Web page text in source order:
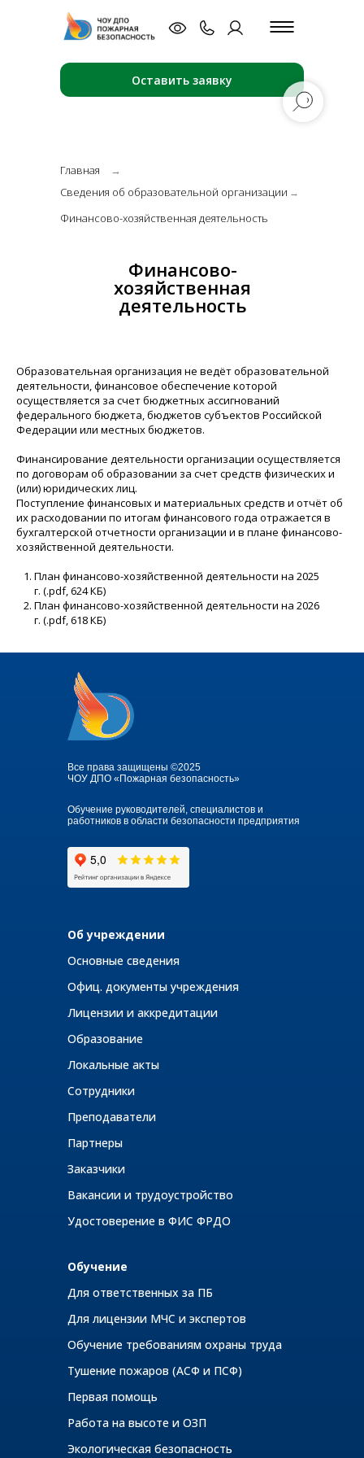
Оставить заявку
Главная
Сведения об образовательной организации →
→
Финансово-хозяйственная деятельность
Финансово-
хозяйственная
деятельность
Образовательная организация не ведёт образовательной
деятельности, финансовое обеспечение которой
осуществляется за счет бюджетных ассигнований
федерального бюджета, бюджетов субъектов Российской
Федерации или местных бюджетов.
Финансирование деятельности организации осуществляется
по договорам об образовании за счет средств физических и
(или) юридических лиц.
Поступление финансовых и материальных средств и отчёт об
их расходовании по итогам финансового года отражается в
бухгалтерской отчетности организации и в плане финансово-
хозяйственной деятельности.
План финансово-хозяйственной деятельности на 2025
г. (.pdf, 624 КБ)
План финансово-хозяйственной деятельности на 2026
г. (.pdf, 618 КБ)
Экологическая безопасность
Обучение
Для ответственных за ПБ
Тушение пожаров (АСФ и ПСФ)
Первая помощь
Работа на высоте и ОЗП
Для лицензии МЧС и экспертов
Обучение требованиям охраны труда
Преподаватели
Партнеры
Заказчики
Вакансии и трудоустройство
Удостоверение в ФИС ФРДО
Об учреждении
Основные сведения
Офиц. документы учреждения
Лицензии и аккредитации
Образование
Локальные акты
Сотрудники
Все права защищены ©2025
ЧОУ ДПО «Пожарная безопасность»
Обучение руководителей, специалистов и
работников в области безопасности предприятия